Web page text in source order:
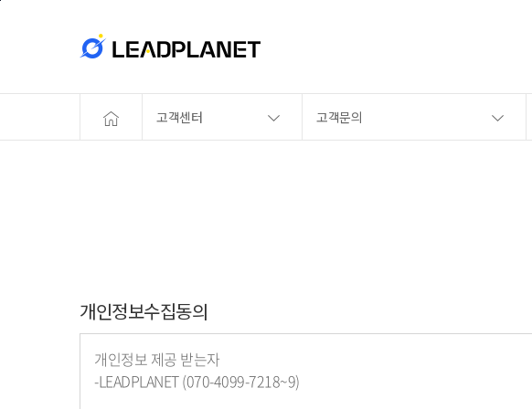
고객센터 고객문의
개인정보수집동의
개인정보 제공 받는자
-LEADPLANET (070-4099-7218~9)